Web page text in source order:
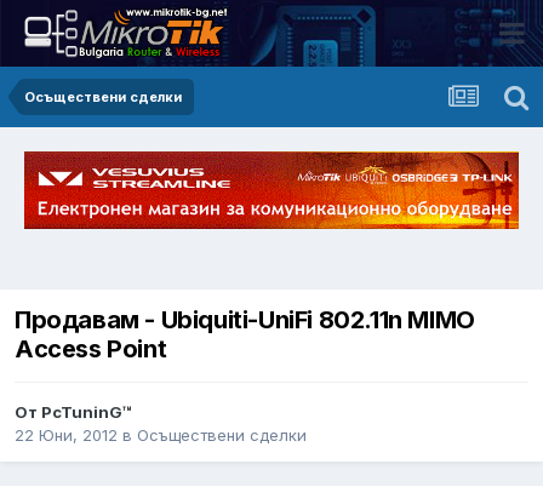
Осъществени сделки
Продавам - Ubiquiti-UniFi 802.11n MIMO
Access Point
От PcTuninG™
22 Юни, 2012 в Осъществени сделки